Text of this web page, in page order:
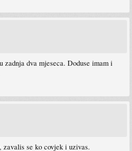
zadnja dva mjeseca. Doduse imam i
zavalis se ko covjek i uzivas.